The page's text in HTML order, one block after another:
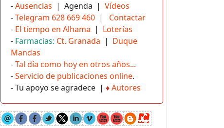
-Ausencias | Agenda | Vídeos
-Telegram 628 669 460 | Contactar
- El tiempo en Alhama | Loterías
- Farmacias: Ct. Granada | Duque
Mandas
-Tal día como hoy en otros años...
-Servicio de publicaciones online.
- Tu apoyo se agradece | ♦Autores